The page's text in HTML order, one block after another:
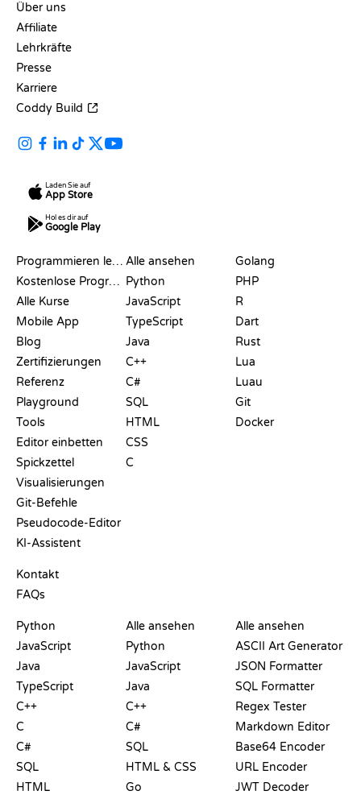
Über uns
Affiliate
Lehrkräfte
Presse
Karriere
Coddy Build
Laden Sie auf
App Store
Hol es dir auf
Google Play
Programmieren lernen
Kostenlose Programmier-Websites
Alle Kurse
Mobile App
Blog
Zertifizierungen
Referenz
Playground
Tools
Editor einbetten
Spickzettel
Visualisierungen
Git-Befehle
Pseudocode-Editor
KI-Assistent
Kontakt
FAQs
Alle ansehen
Python
JavaScript
TypeScript
Java
C++
C#
SQL
HTML
CSS
C
Golang
PHP
R
Dart
Rust
Lua
Luau
Git
Docker
Python
JavaScript
Java
TypeScript
C++
C
C#
SQL
HTML
Alle ansehen
Python
JavaScript
Java
C++
C#
SQL
HTML & CSS
Go
Alle ansehen
ASCII Art Generator
JSON Formatter
SQL Formatter
Regex Tester
Markdown Editor
Base64 Encoder
URL Encoder
JWT Decoder